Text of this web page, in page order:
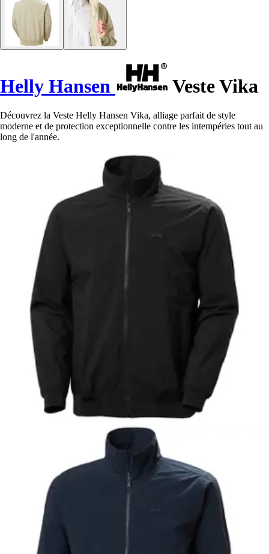
Helly Hansen Veste Vika
Découvrez la Veste Helly Hansen Vika, alliage parfait de style
moderne et de protection exceptionnelle contre les intempéries tout au
long de l'année.